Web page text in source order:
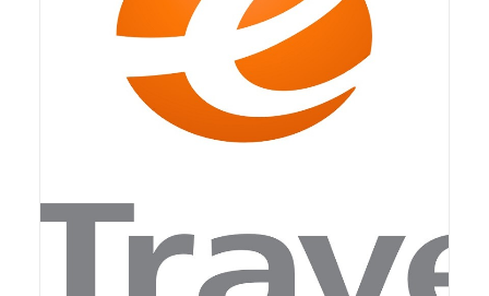
Wyszukiwanie